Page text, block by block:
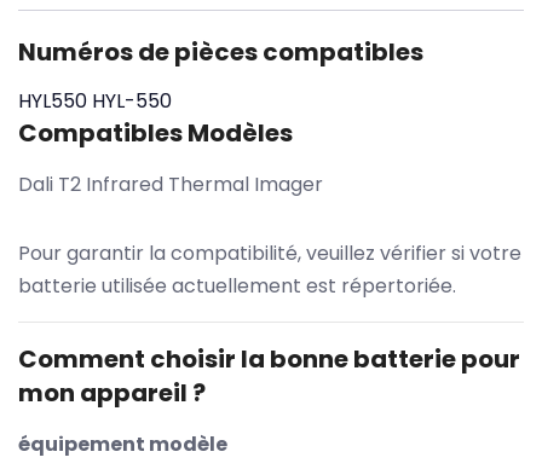
Numéros de pièces compatibles
HYL550 HYL-550
Compatibles Modèles
Dali T2 Infrared Thermal Imager
Pour garantir la compatibilité, veuillez vérifier si votre
batterie utilisée actuellement est répertoriée.
Comment choisir la bonne batterie pour
mon appareil ?
équipement modèle